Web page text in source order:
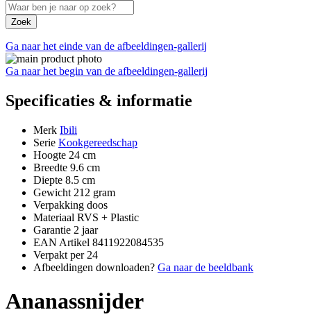
Zoek
Ga naar het einde van de afbeeldingen-gallerij
Ga naar het begin van de afbeeldingen-gallerij
Specificaties & informatie
Merk Ibili
Serie Kookgereedschap
Hoogte 24 cm
Breedte 9.6 cm
Diepte 8.5 cm
Gewicht 212 gram
Verpakking doos
Materiaal RVS + Plastic
Garantie 2 jaar
EAN Artikel 8411922084535
Verpakt per 24
Afbeeldingen downloaden? Ga naar de beeldbank
Ananassnijder